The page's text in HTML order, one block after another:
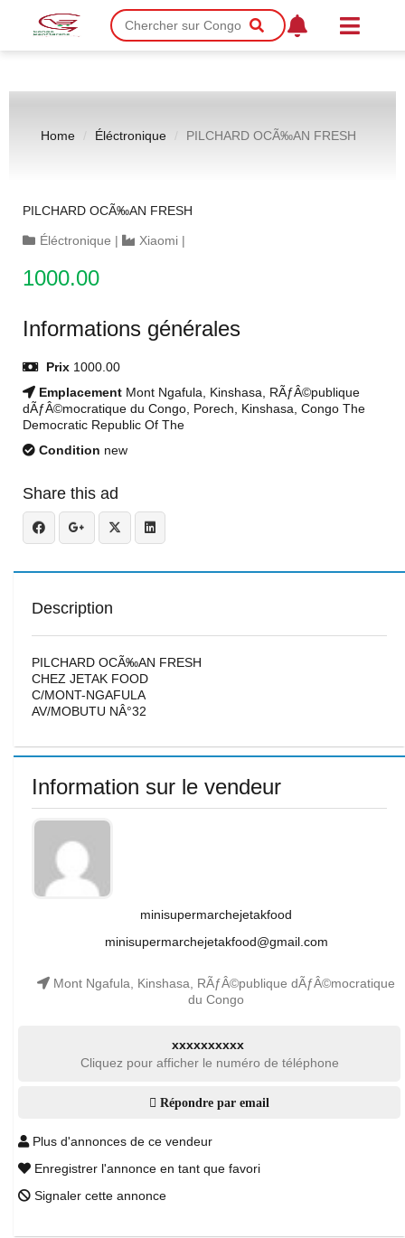
Home Éléctronique PILCHARD OCÃ‰AN FRESH
PILCHARD OCÃ‰AN FRESH
Éléctronique | Xiaomi |
1000.00
Informations générales
Prix 1000.00
Emplacement Mont Ngafula, Kinshasa, RÃƒÂ©publique
dÃƒÂ©mocratique du Congo, Porech, Kinshasa, Congo The
Democratic Republic Of The
Condition new
Share this ad
Description
PILCHARD OCÃ‰AN FRESH
CHEZ JETAK FOOD
C/MONT-NGAFULA
AV/MOBUTU NÂ°32
Information sur le vendeur
minisupermarchejetakfood
minisupermarchejetakfood@gmail.com
Mont Ngafula, Kinshasa, RÃƒÂ©publique dÃƒÂ©mocratique
du Congo
xxxxxxxxxx
Cliquez pour afficher le numéro de téléphone
Répondre par email
Plus d'annonces de ce vendeur
Enregistrer l'annonce en tant que favori
Signaler cette annonce